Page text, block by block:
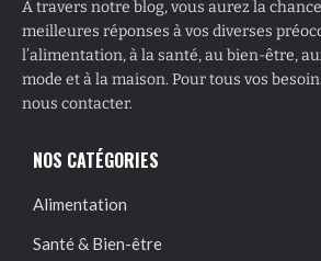
À travers notre blog, vous aurez la
meilleures réponses à vos diverses
l’alimentation, à la santé, au bien-être,
mode et à la maison. Pour tous vos
nous contacter.
NOS CATÉGORIES
Alimentation
Santé & Bien-être